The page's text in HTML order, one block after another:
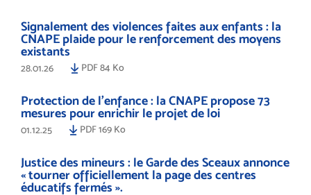
Signalement des violences faites aux enfants : la
CNAPE plaide pour le renforcement des moyens
existants
28.01.26 PDF 84 Ko
Protection de l’enfance : la CNAPE propose 73
mesures pour enrichir le projet de loi
01.12.25 PDF 169 Ko
Justice des mineurs : le Garde des Sceaux annonce
« tourner officiellement la page des centres
éducatifs fermés ».